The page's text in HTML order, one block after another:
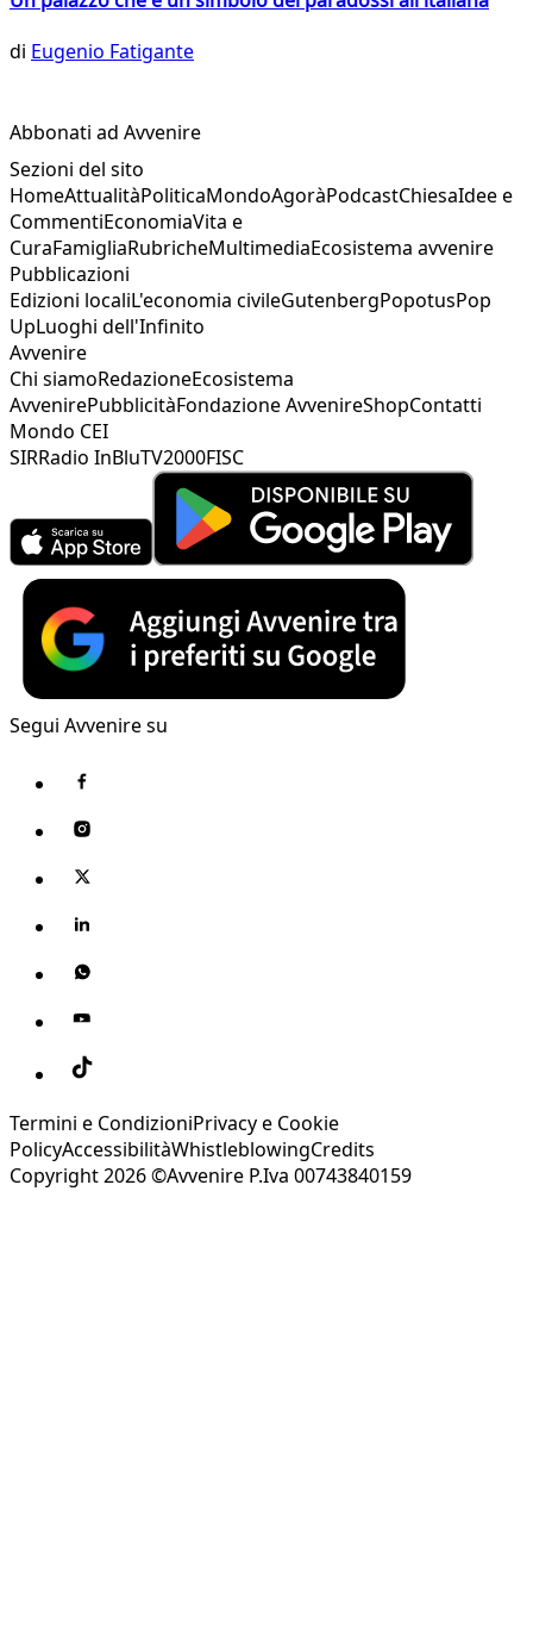
di Eugenio Fatigante
Abbonati ad Avvenire
Sezioni del sito
HomeAttualitàPoliticaMondoAgoràPodcastChiesaIdee e
CommentiEconomiaVita e
CuraFamigliaRubricheMultimediaEcosistema avvenire
Pubblicazioni
Edizioni localiL'economia civileGutenbergPopotusPop
UpLuoghi dell'Infinito
Avvenire
Chi siamoRedazioneEcosistema
AvvenirePubblicitàFondazione AvvenireShopContatti
Mondo CEI
SIRRadio InBluTV2000FISC
Segui Avvenire su
Termini e CondizioniPrivacy e Cookie
PolicyAccessibilitàWhistleblowingCredits
Copyright 2026 ©Avvenire P.Iva 00743840159